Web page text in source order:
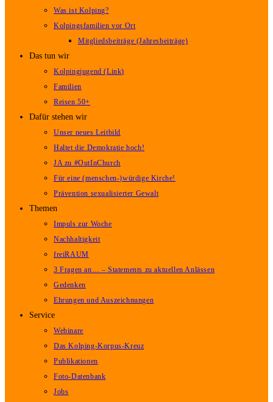
Was ist Kolping?
Kolpingsfamilien vor Ort
Mitgliedsbeiträge (Jahresbeiträge)
Das tun wir
Kolpingjugend (Link)
Familien
Reisen 50+
Dafür stehen wir
Unser neues Leitbild
Haltet die Demokratie hoch!
JA zu #OutInChurch
Für eine (menschen-)würdige Kirche!
Prävention sexualisierter Gewalt
Themen
Impuls zur Woche
Nachhaltigkeit
freiRAUM
3 Fragen an… – Statements zu aktuellen Anlässen
Gedenken
Ehrungen und Auszeichnungen
Service
Webinare
Das Kolping-Korpus-Kreuz
Publikationen
Foto-Datenbank
Jobs